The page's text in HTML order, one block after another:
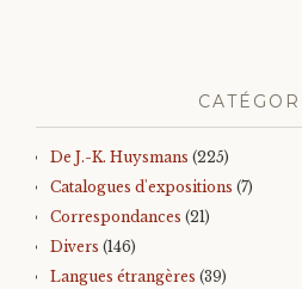
De J.-K. Huysmans (225)
Catalogues d'expositions (7)
Correspondances (21)
Divers (146)
Langues étrangères (39)